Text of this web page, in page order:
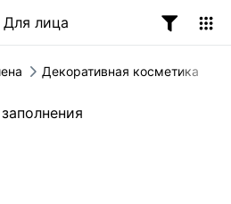
Для лица
Декоративная косметика